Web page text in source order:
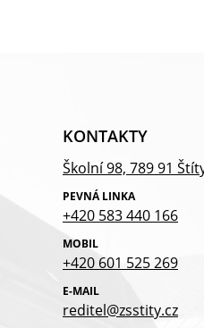
KONTAKTY
Školní 98, 789 91
PEVNÁ LINKA
+420 583 440 166
MOBIL
+420 601 525 269
E-MAIL
reditel@zsstity.cz